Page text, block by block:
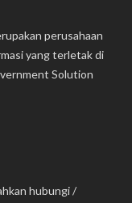
perusahaan
yang terletak di
Solution
hubungi /